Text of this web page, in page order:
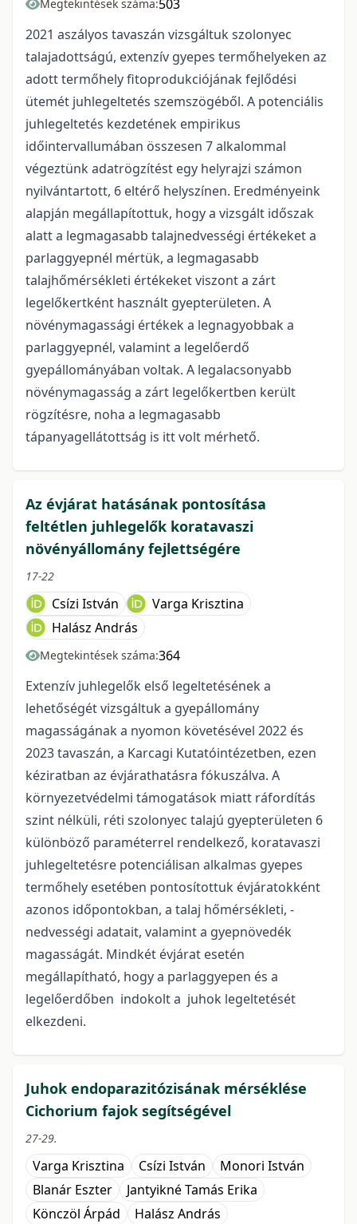
Megtekintések száma:503
2021 aszályos tavaszán vizsgáltuk szolonyec
talajadottságú, extenzív gyepes termőhelyeken az
adott termőhely fitoprodukciójának fejlődési
ütemét juhlegeltetés szemszögéből. A potenciális
juhlegeltetés kezdetének empirikus
időintervallumában összesen 7 alkalommal
végeztünk adatrögzítést egy helyrajzi számon
nyilvántartott, 6 eltérő helyszínen. Eredményeink
alapján megállapítottuk, hogy a vizsgált időszak
alatt a legmagasabb talajnedvességi értékeket a
parlaggyepnél mértük, a legmagasabb
talajhőmérsékleti értékeket viszont a zárt
legelőkertként használt gyepterületen. A
növénymagassági értékek a legnagyobbak a
parlaggyepnél, valamint a legelőerdő
gyepállományában voltak. A legalacsonyabb
növénymagasság a zárt legelőkertben került
rögzítésre, noha a legmagasabb
tápanyagellátottság is itt volt mérhető.
Az évjárat hatásának pontosítása
feltétlen juhlegelők koratavaszi
növényállomány fejlettségére
17-22
Csízi István
Varga Krisztina
Halász András
Megtekintések száma:364
Extenzív juhlegelők első legeltetésének a
lehetőségét vizsgáltuk a gyepállomány
magasságának a nyomon követésével 2022 és
2023 tavaszán, a Karcagi Kutatóintézetben, ezen
kéziratban az évjárathatásra fókuszálva. A
környezetvédelmi támogatások miatt ráfordítás
szint nélküli, réti szolonyec talajú gyepterületen 6
különböző paraméterrel rendelkező, koratavaszi
juhlegeltetésre potenciálisan alkalmas gyepes
termőhely esetében pontosítottuk évjáratokként
azonos időpontokban, a talaj hőmérsékleti, -
nedvességi adatait, valamint a gyepnövedék
magasságát. Mindkét évjárat esetén
megállapítható, hogy a parlaggyepen és a
legelőerdőben indokolt a juhok legeltetését
elkezdeni.
Juhok endoparazitózisának mérséklése
Cichorium fajok segítségével
27-29.
Varga Krisztina Csízi István
Monori István
Blanár Eszter
Jantyikné Tamás Erika
Könczöl Árpád
Halász András